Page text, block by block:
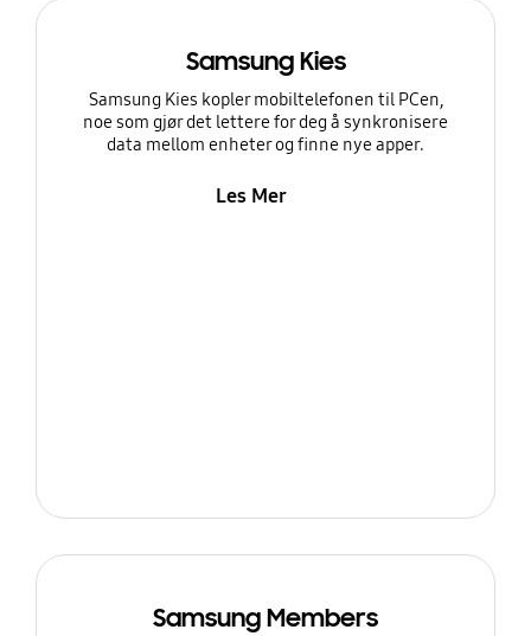
Samsung Kies
Samsung Kies kopler mobiltelefonen til PCen,
noe som gjør det lettere for deg å synkronisere
data mellom enheter og finne nye apper.
Les Mer
Samsung Members